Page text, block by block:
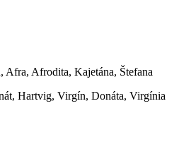
Afra, Afrodita, Kajetána, Štefana
Hartvig, Virgín, Donáta, Virgínia